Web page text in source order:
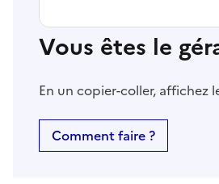
Vous êtes le
En un copier-coller, affichez
Comment faire ?